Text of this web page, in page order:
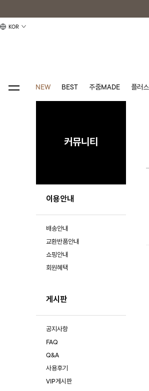
KOR
NEW BEST 주줌MADE 플러
커뮤니티
이용안내
배송안내
교환반품안내
쇼핑안내
회원혜택
게시판
공지사항
FAQ
Q&A
사용후기
VIP게시판